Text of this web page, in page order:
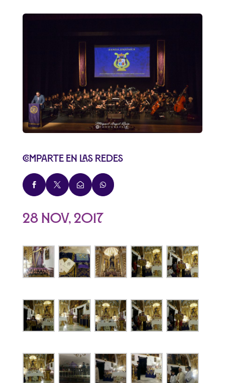
Comparte en las redes
   
28 Nov, 2017